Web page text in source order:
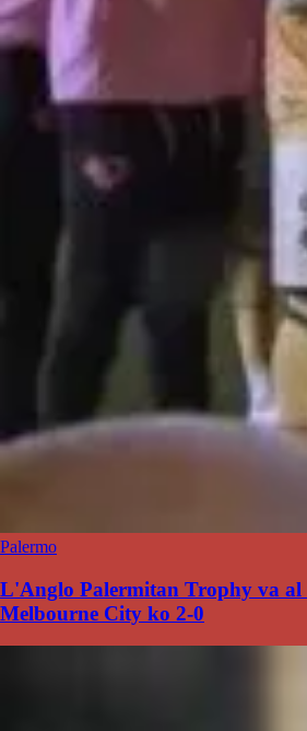
Palermo
L'Anglo Palermitan Trophy va al
Melbourne City ko 2-0